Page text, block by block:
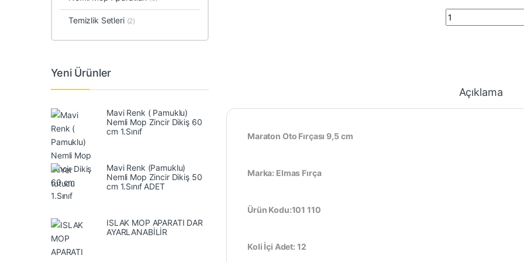
Maraton Oto
Açıklama
Maraton Oto Fırçası 9,5 cm
Marka: Elmas Fırça
Ürün Kodu:101 110
Koli İçi Adet: 12
Temizlik Setleri (2)
Yeni Ürünler
Mavi Renk ( Pamuklu)
Nemli Mop Zincir Dikiş 60
cm 1.Sınıf
Mavi Renk (Pamuklu)
Nemli Mop Zincir Dikiş 50
cm 1.Sınıf ADET
ISLAK MOP APARATI DAR
AYARLANABİLİR